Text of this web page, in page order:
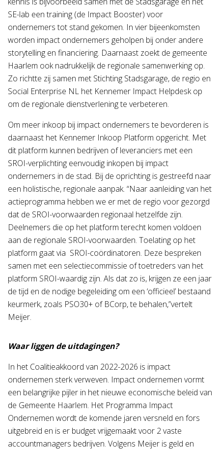
SE-lab een training (de Impact Booster) voor
ondernemers tot stand gekomen. In vier bijeenkomsten
worden impact ondernemers geholpen bij onder andere
storytelling en financiering. Daarnaast zoekt de gemeente
Haarlem ook nadrukkelijk de regionale samenwerking op.
Zo richtte zij samen met Stichting Stadsgarage, de regio en
Social Enterprise NL het Kennemer Impact Helpdesk op
om de regionale dienstverlening te verbeteren.
Om meer inkoop bij impact ondernemers te bevorderen is
daarnaast het Kennemer Inkoop Platform opgericht. Met
dit platform kunnen bedrijven of leveranciers met een
SROI-verplichting eenvoudig inkopen bij impact
ondernemers in de stad. Bij de oprichting is gestreefd naar
een holistische, regionale aanpak. “Naar aanleiding van het
actieprogramma hebben we er met de regio voor gezorgd
dat de SROI-voorwaarden regionaal hetzelfde zijn.
Deelnemers die op het platform terecht komen voldoen
aan de regionale SROI-voorwaarden. Toelating op het
platform gaat via SROI-coördinatoren. Deze bespreken
samen met een selectiecommissie of toetreders van het
platform SROI-waardig zijn. Als dat zo is, krijgen ze een jaar
de tijd en de nodige begeleiding om een ‘officieel’ bestaand
keurmerk, zoals PSO30+ of BCorp, te behalen,”vertelt
Meijer.
Waar liggen de uitdagingen?
In het Coalitieakkoord van 2022-2026 is impact
ondernemen sterk verweven. Impact ondernemen vormt
een belangrijke pijler in het nieuwe economische beleid van
de Gemeente Haarlem. Het Programma Impact
Ondernemen wordt de komende jaren versneld en fors
uitgebreid en is er budget vrijgemaakt voor 2 vaste
accountmanagers bedrijven. Volgens Meijer is geld en